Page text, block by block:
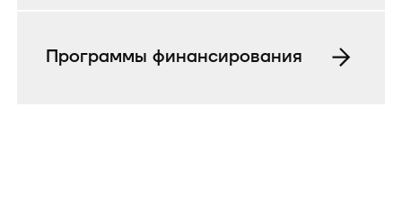
Программы финансирования